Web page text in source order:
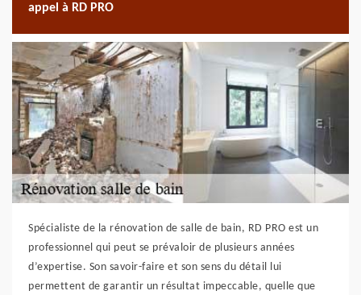
appel à RD PRO
Spécialiste de la rénovation de salle de bain, RD PRO est un
professionnel qui peut se prévaloir de plusieurs années
d’expertise. Son savoir-faire et son sens du détail lui
permettent de garantir un résultat impeccable, quelle que